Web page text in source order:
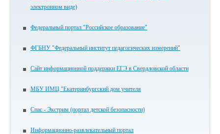
электронном виде)
Федеральный портал "Российское образование"
ФГБНУ "Федеральный институт педагогических измерений"
Сайт информационной поддержки ЕГЭ в Свердловской области
МБУ ИМЦ "Екатеринбургский дом учителя
Спас - Экстрим (портал детской безопасности)
Информационно-развлекательный портал